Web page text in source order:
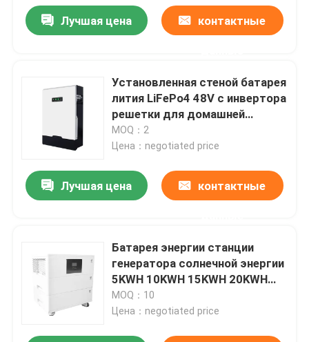
Лучшая цена контактные
Установленная стеной батарея
лития LiFePo4 48V с инвертора
решетки для домашней
системы солнечной энергии
MOQ：2
Цена：negotiated price
Лучшая цена контактные
Батарея энергии станции
генератора солнечной энергии
5KWH 10KWH 15KWH 20KWH
домашняя
MOQ：10
Цена：negotiated price